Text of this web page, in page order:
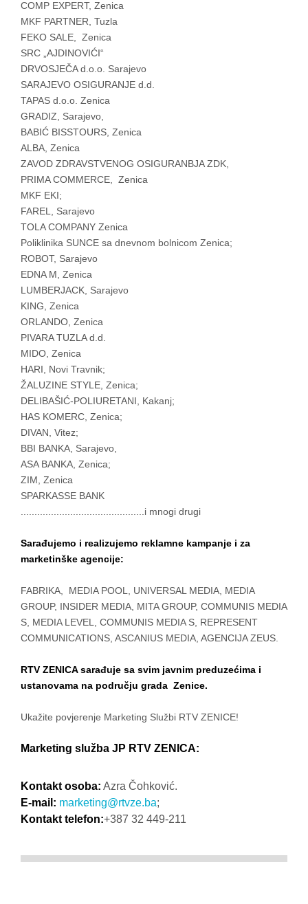
COMP EXPERT, Zenica
MKF PARTNER, Tuzla
FEKO SALE, Zenica
SRC „AJDINOVIĆI“
DRVOSJEČA d.o.o. Sarajevo
SARAJEVO OSIGURANJE d.d.
TAPAS d.o.o. Zenica
GRADIZ, Sarajevo,
BABIĆ BISSTOURS, Zenica
ALBA, Zenica
ZAVOD ZDRAVSTVENOG OSIGURANBJA ZDK,
PRIMA COMMERCE, Zenica
MKF EKI;
FAREL, Sarajevo
TOLA COMPANY Zenica
Poliklinika SUNCE sa dnevnom bolnicom Zenica;
ROBOT, Sarajevo
EDNA M, Zenica
LUMBERJACK, Sarajevo
KING, Zenica
ORLANDO, Zenica
PIVARA TUZLA d.d.
MIDO, Zenica
HARI, Novi Travnik;
ŽALUZINE STYLE, Zenica;
DELIBAŠIĆ-POLIURETANI, Kakanj;
HAS KOMERC, Zenica;
DIVAN, Vitez;
BBI BANKA, Sarajevo,
ASA BANKA, Zenica;
ZIM, Zenica
SPARKASSE BANK
.............................................i mnogi drugi
Sarađujemo i realizujemo reklamne kampanje i za
marketinške agencije:
FABRIKA, MEDIA POOL, UNIVERSAL MEDIA, MEDIA
GROUP, INSIDER MEDIA, MITA GROUP, COMMUNIS MEDIA
S, MEDIA LEVEL, COMMUNIS MEDIA S, REPRESENT
COMMUNICATIONS, ASCANIUS MEDIA, AGENCIJA ZEUS.
RTV ZENICA sarađuje sa svim javnim preduzećima i
ustanovama na području grada Zenice.
Ukažite povjerenje Marketing Službi RTV ZENICE!
Marketing služba JP RTV ZENICA:
Kontakt osoba: Azra Čohković.
E-mail: marketing@rtvze.ba;
Kontakt telefon:+387 32 449-211